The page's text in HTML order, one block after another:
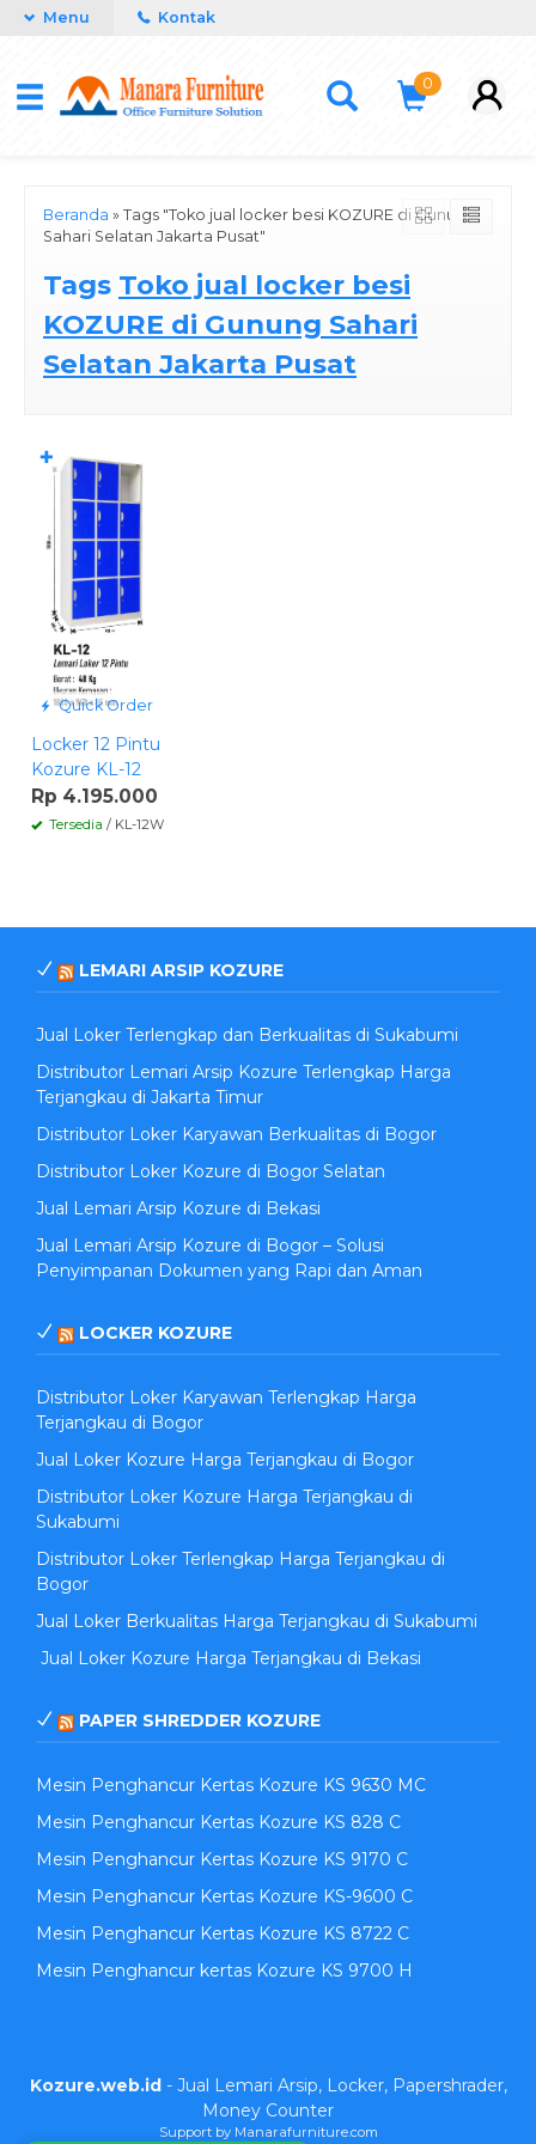
Menu Kontak
0
Beranda » Tags "Toko jual locker besi KOZURE di Gunung
Sahari Selatan Jakarta Pusat"
Tags Toko jual locker besi
KOZURE di Gunung Sahari
Selatan Jakarta Pusat
Quick Order
Locker 12 Pintu
Kozure KL-12
Rp 4.195.000
Tersedia / KL-12W
✚
LEMARI ARSIP KOZURE
Jual Loker Terlengkap dan Berkualitas di Sukabumi
Distributor Lemari Arsip Kozure Terlengkap Harga
Terjangkau di Jakarta Timur
Distributor Loker Karyawan Berkualitas di Bogor
Distributor Loker Kozure di Bogor Selatan
Jual Lemari Arsip Kozure di Bekasi
Jual Lemari Arsip Kozure di Bogor – Solusi
Penyimpanan Dokumen yang Rapi dan Aman
LOCKER KOZURE
Distributor Loker Karyawan Terlengkap Harga
Terjangkau di Bogor
Jual Loker Kozure Harga Terjangkau di Bogor
Distributor Loker Kozure Harga Terjangkau di
Sukabumi
Distributor Loker Terlengkap Harga Terjangkau di
Bogor
Jual Loker Berkualitas Harga Terjangkau di Sukabumi
Jual Loker Kozure Harga Terjangkau di Bekasi
PAPER SHREDDER KOZURE
Mesin Penghancur Kertas Kozure KS 9630 MC
Mesin Penghancur Kertas Kozure KS 828 C
Mesin Penghancur Kertas Kozure KS 9170 C
Mesin Penghancur Kertas Kozure KS-9600 C
Mesin Penghancur Kertas Kozure KS 8722 C
Mesin Penghancur kertas Kozure KS 9700 H
Kozure.web.id - Jual Lemari Arsip, Locker, Papershrader,
Money Counter
Support by Manarafurniture.com